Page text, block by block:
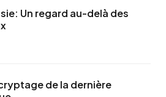
Un regard au-delà des
de la dernière